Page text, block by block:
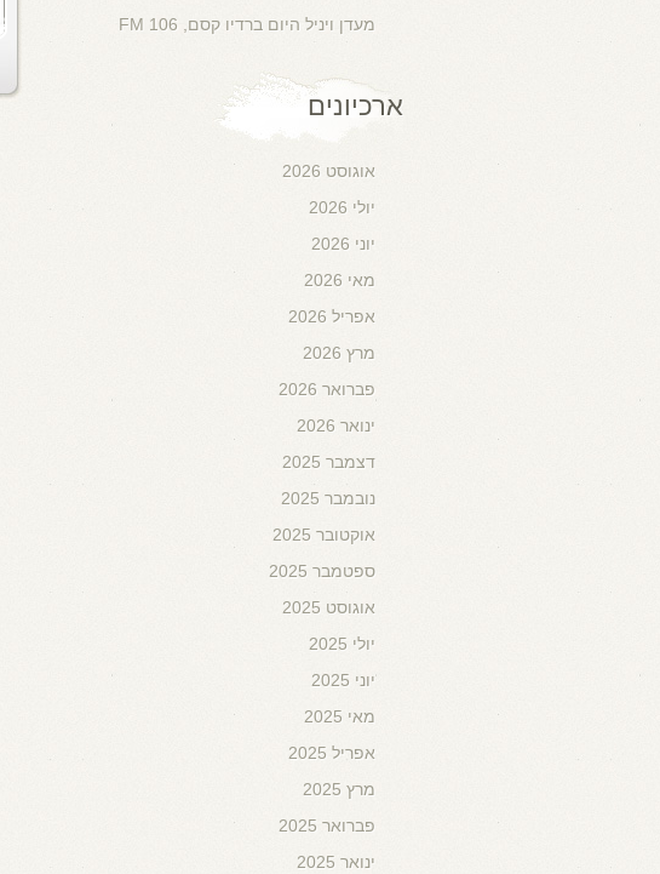
מעדן ויניל היום ברדיו קסם, 106 FM
ארכיונים
אוגוסט 2026
יולי 2026
יוני 2026
מאי 2026
אפריל 2026
מרץ 2026
פברואר 2026
ינואר 2026
דצמבר 2025
נובמבר 2025
אוקטובר 2025
ספטמבר 2025
אוגוסט 2025
יולי 2025
יוני 2025
מאי 2025
אפריל 2025
מרץ 2025
פברואר 2025
ינואר 2025